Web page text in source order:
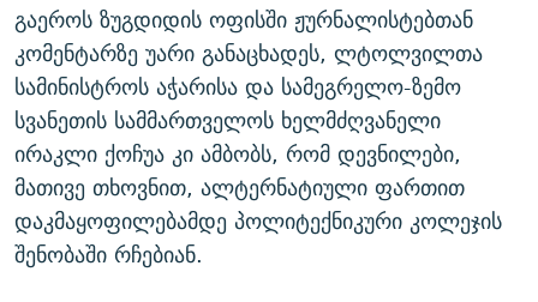
გაეროს ზუგდიდის ოფისში ჟურნალისტებთან
კომენტარზე უარი განაცხადეს, ლტოლვილთა
სამინისტროს აჭარისა და სამეგრელო-ზემო
სვანეთის სამმართველოს ხელმძღვანელი
ირაკლი ქოჩუა კი ამბობს, რომ დევნილები,
მათივე თხოვნით, ალტერნატიული ფართით
დაკმაყოფილებამდე პოლიტექნიკური კოლეჯის
შენობაში რჩებიან.